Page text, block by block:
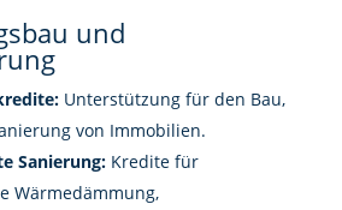
und
Unterstützung für den Bau,
von Immobilien.
Sanierung:Kredite für
Wärmedämmung,